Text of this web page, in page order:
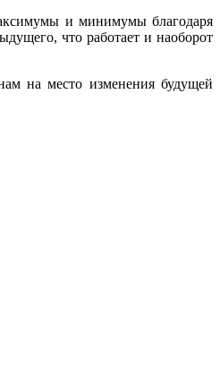
и минимумы благодаря
что работает и наоборот
на место изменения будущей